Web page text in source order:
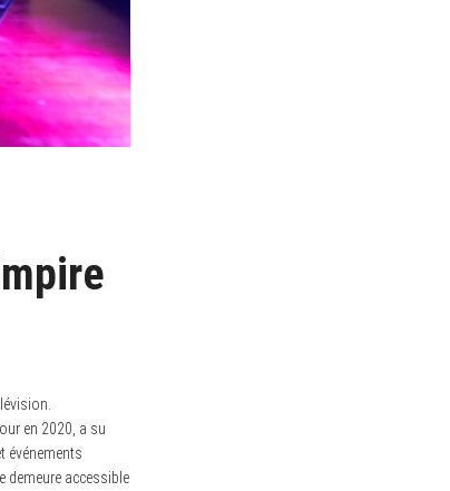
en 2020, a su
événements
demeure accessible